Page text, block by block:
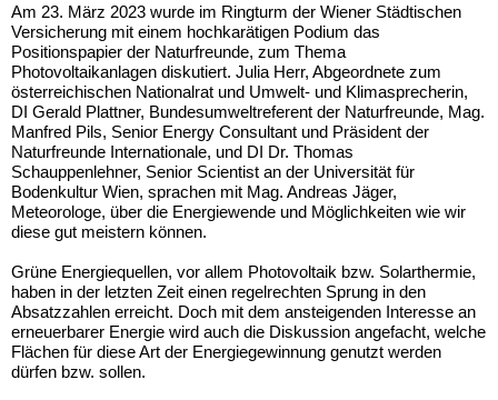
Am 23. März 2023 wurde im Ringturm der Wiener Städtischen
Versicherung mit einem hochkarätigen Podium das
Positionspapier der Naturfreunde, zum Thema
Photovoltaikanlagen diskutiert. Julia Herr, Abgeordnete zum
österreichischen Nationalrat und Umwelt- und Klimasprecherin,
DI Gerald Plattner, Bundesumweltreferent der Naturfreunde, Mag.
Manfred Pils, Senior Energy Consultant und Präsident der
Naturfreunde Internationale, und DI Dr. Thomas
Schauppenlehner, Senior Scientist an der Universität für
Bodenkultur Wien, sprachen mit Mag. Andreas Jäger,
Meteorologe, über die Energiewende und Möglichkeiten wie wir
diese gut meistern können.
Grüne Energiequellen, vor allem Photovoltaik bzw. Solarthermie,
haben in der letzten Zeit einen regelrechten Sprung in den
Absatzzahlen erreicht. Doch mit dem ansteigenden Interesse an
erneuerbarer Energie wird auch die Diskussion angefacht, welche
Flächen für diese Art der Energiegewinnung genutzt werden
dürfen bzw. sollen.